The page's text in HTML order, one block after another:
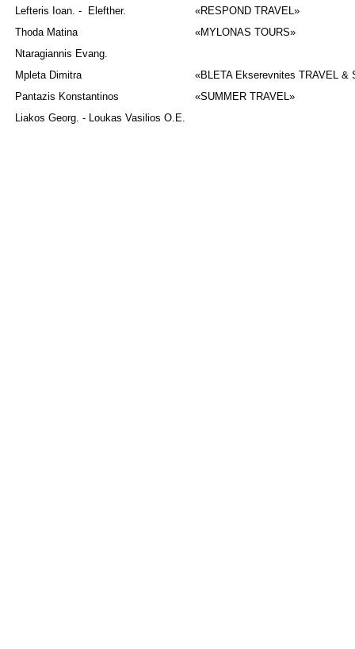
Lefteris Ioan. - Elefther.
«RESPOND TRAVEL»
Thoda Matina
«MYLONAS TOURS»
Ntaragiannis Evang.
Mpleta Dimitra
«BLETA Ekserevnites TRAVEL &
Pantazis Konstantinos
«SUMMER TRAVEL»
Liakos Georg. - Loukas Vasilios Ο.Ε.